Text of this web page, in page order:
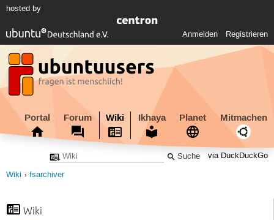
hosted by
Anmelden Registrieren
Portal Forum Wiki Ikhaya Planet Mitmachen
via DuckDuckGo
Wiki fsarchiver
Wiki